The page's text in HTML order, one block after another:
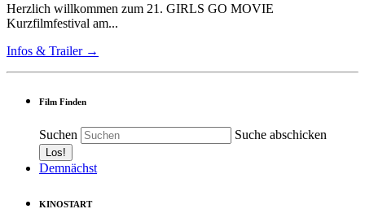
Herzlich willkommen zum 21. GIRLS GO MOVIE
Kurzfilmfestival am...
Infos & Trailer →
Film Finden
Suchen Suche abschicken
Demnächst
KINOSTART